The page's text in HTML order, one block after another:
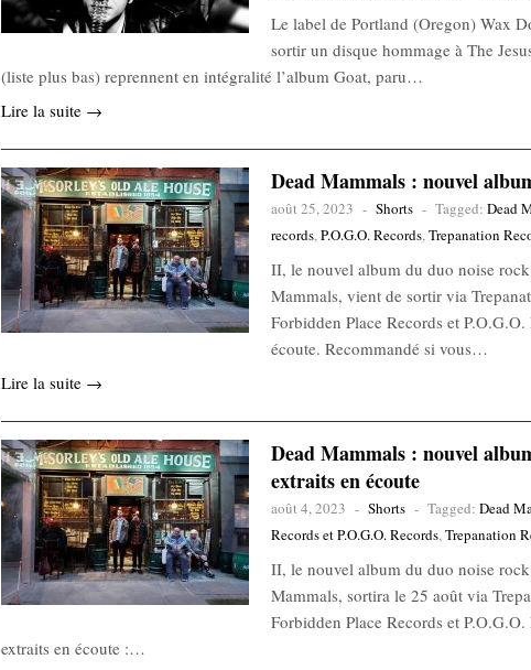
Le label de Portland (Oregon) Wax
sortir un disque hommage à The
(liste plus bas) reprennent en intégralité l’album Goat, paru…
Lire la suite →
Dead Mammals : nouvel
août 25, 2023 - Shorts - Tagged: Dead
records,P.O.G.O. Records,Trepanation
II, le nouvel album du duo noise
Mammals, vient de sortir via
Forbidden Place Records et
écoute. Recommandé si vous…
Lire la suite →
Dead Mammals : nouvel
extraits en écoute
août 4, 2023 - Shorts - Tagged: Dead
Records et P.O.G.O. Records,Trepanation
II, le nouvel album du duo noise
Mammals, sortira le 25 août via
Forbidden Place Records et
extraits en écoute :…